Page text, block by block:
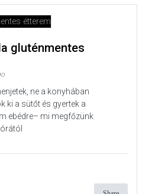
gluténmentes
ne a konyhában
ki a sütőt és gyertek a
ebédre– mi megfőzünk